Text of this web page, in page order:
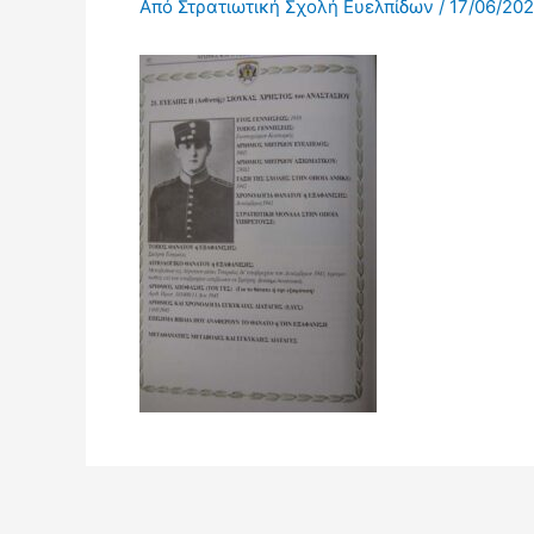
Από Στρατιωτική Σχολή Ευελπίδων / 17/06/